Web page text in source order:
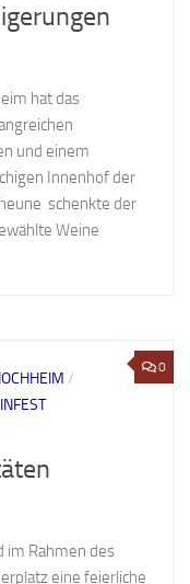
hat das
und einem
Innenhof der
schenkte der
Weine
0
/
im Rahmen des
eine feierliche